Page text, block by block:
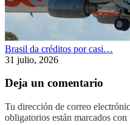
Brasil da créditos por casi…
31 julio, 2026
Deja un comentario
Tu dirección de correo
obligatorios están marcados con